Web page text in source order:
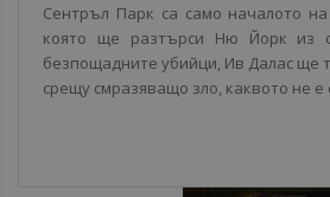
Сентръл Парк са само началото
която ще разтърси Ню Йорк из
безпощадните убийци, Ив Далас ще
срещу смразяващо зло, каквото не е